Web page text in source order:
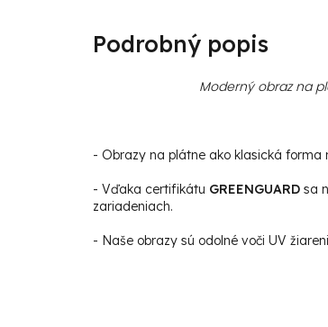
Podrobný popis
Moderný obraz na
- Obrazy na plátne ako klasická forma
- Vďaka certifikátu GREENGUARD sa
zariadeniach.
- Naše obrazy sú odolné voči UV